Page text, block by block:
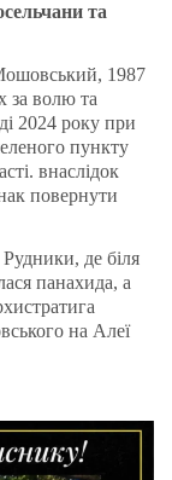
та
1987
за волю та
2024 року при
пункту
внаслідок
повернути
де біля
панахида, а
на Алеї